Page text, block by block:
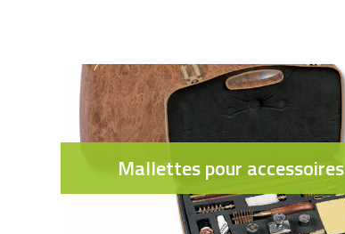
Mallettes pour accessoires